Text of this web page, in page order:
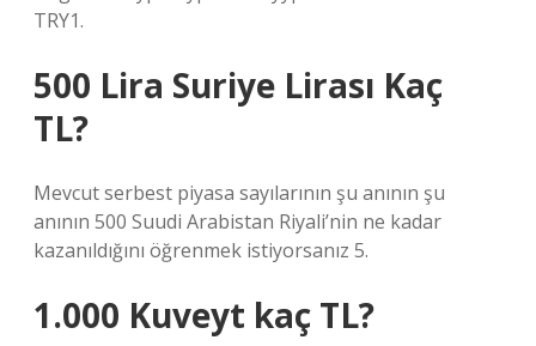
TRY1.
500 Lira Suriye Lirası Kaç
TL?
Mevcut serbest piyasa sayılarının şu anının şu
anının 500 Suudi Arabistan Riyali’nin ne kadar
kazanıldığını öğrenmek istiyorsanız 5.
1.000 Kuveyt kaç TL?